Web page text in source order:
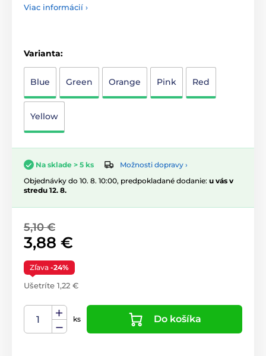
Viac informácií ›
Varianta:
Blue Green Orange Pink Red
Yellow
Na sklade > 5 ks
Možnosti dopravy ›
Objednávky do 10. 8. 10:00, predpokladané dodanie: u vás v
stredu 12. 8.
5,10 €
3,88 €
Zľava -24%
Ušetríte 1,22 €
ks Do košíka